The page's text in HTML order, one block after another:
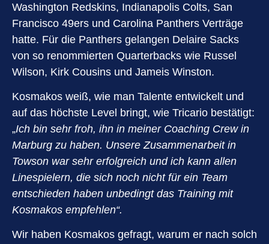
Washington Redskins, Indianapolis Colts, San
Francisco 49ers und Carolina Panthers Verträge
hatte. Für die Panthers gelangen Delaire Sacks
von so renommierten Quarterbacks wie Russel
Wilson, Kirk Cousins und Jameis Winston.
Kosmakos weiß, wie man Talente entwickelt und
auf das höchste Level bringt, wie Tricario bestätigt:
„Ich bin sehr froh, ihn in meiner Coaching Crew in
Marburg zu haben. Unsere Zusammenarbeit in
Towson war sehr erfolgreich und ich kann allen
Linespielern, die sich noch nicht für ein Team
entschieden haben unbedingt das Training mit
Kosmakos empfehlen“.
Wir haben Kosmakos gefragt, warum er nach solch